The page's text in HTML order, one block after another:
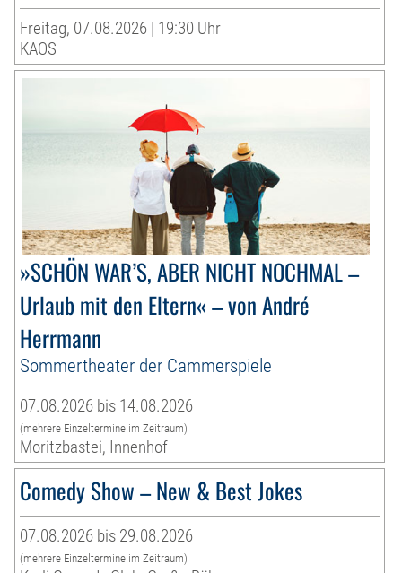
Freitag, 07.08.2026 | 19:30 Uhr
KAOS
»SCHÖN WAR’S, ABER NICHT NOCHMAL –
Urlaub mit den Eltern« – von André
Herrmann
Sommertheater der Cammerspiele
07.08.2026 bis 14.08.2026
(mehrere Einzeltermine im Zeitraum)
Moritzbastei, Innenhof
Comedy Show – New & Best Jokes
07.08.2026 bis 29.08.2026
(mehrere Einzeltermine im Zeitraum)